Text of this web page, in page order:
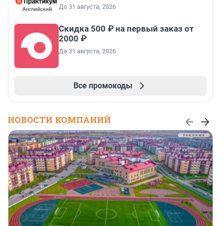
До 31 августа, 2026
Скидка 500 ₽ на первый заказ от
2000 ₽
До 31 августа, 2026
Все промокоды
НОВОСТИ КОМПАНИЙ